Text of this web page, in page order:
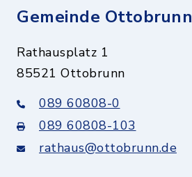
Gemeinde Ottobrunn
Rathausplatz 1
85521 Ottobrunn
089 60808-0
089 60808-103
rathaus@ottobrunn.de